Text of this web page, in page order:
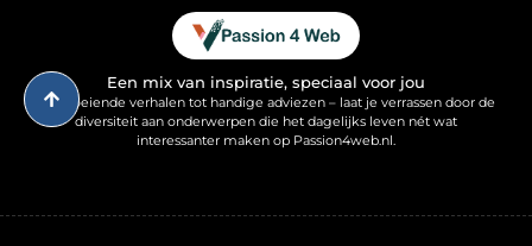
Een mix van inspiratie, speciaal voor jou
Van boeiende verhalen tot handige adviezen – laat je verrassen door de
diversiteit aan onderwerpen die het dagelijks leven nét wat
interessanter maken op Passion4web.nl.